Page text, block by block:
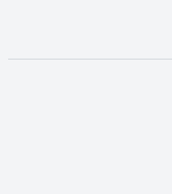
opens in new